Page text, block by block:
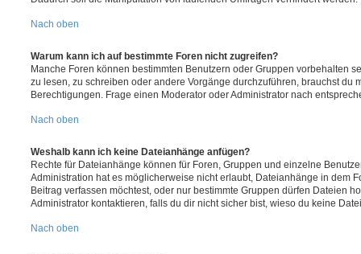
Nach oben
Warum kann ich auf bestimmte Foren nicht zugreifen?
Manche Foren können bestimmten Benutzern oder Gruppen vorbehalten
zu lesen, zu schreiben oder andere Vorgänge durchzuführen, brauchst du
Berechtigungen. Frage einen Moderator oder Administrator nach
Nach oben
Weshalb kann ich keine Dateianhänge anfügen?
Rechte für Dateianhänge können für Foren, Gruppen und einzelne
Administration hat es möglicherweise nicht erlaubt, Dateianhänge in dem
Beitrag verfassen möchtest, oder nur bestimmte Gruppen dürfen Dateien
Administrator kontaktieren, falls du dir nicht sicher bist, wieso du keine
Nach oben